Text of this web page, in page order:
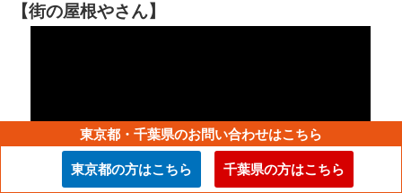
【街の屋根やさん】
東京都・千葉県のお問い合わせはこちら
東京都の方はこちら 千葉県の方はこちら